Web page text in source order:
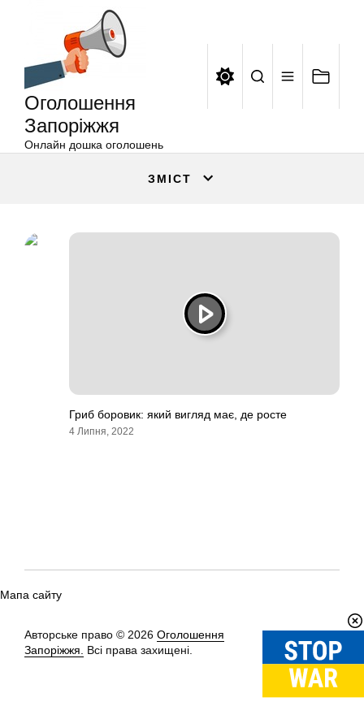
Оголошення
Запоріжжя
Онлайн дошка оголошень
ЗМІСТ
Гриб боровик: який вигляд має, де росте
4 Липня, 2022
Мапа сайту
Авторське право © 2026 Оголошення
Запоріжжя.
Всі права захищені.
Вгору↑